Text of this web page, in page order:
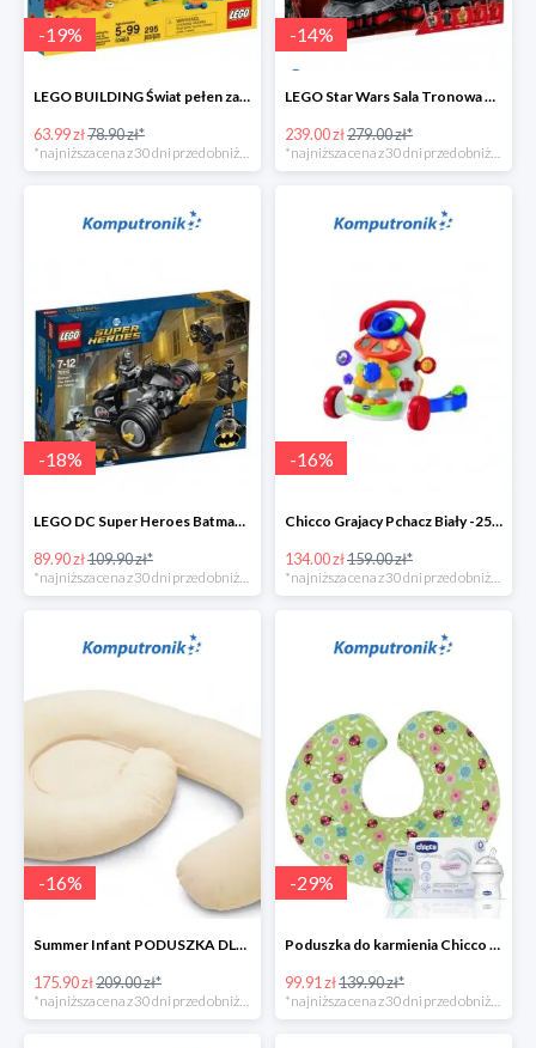
-19%
LEGO BUILDING Świat pełen zabawy
63.99 zł78.90 zł*
*najniższa cena z 30 dni przed obniżką
-14%
LEGO Star Wars Sala Tronowa Snoke'a -39%
239.00 zł279.00 zł*
*najniższa cena z 30 dni przed obniżką
-18%
LEGO DC Super Heroes Batman: atak Szponów -20zł
89.90 zł109.90 zł*
-16%
Chicco Grajacy Pchacz Biały -25zł
134.00 zł159.00 zł*
-16%
Summer Infant PODUSZKA DLA KOBIET W CIĄŻY 4w1
175.90 zł209.00 zł*
-29%
Poduszka do karmienia Chicco Boppy Ladybug Lane + wyprawka
99.91 zł139.90 zł*